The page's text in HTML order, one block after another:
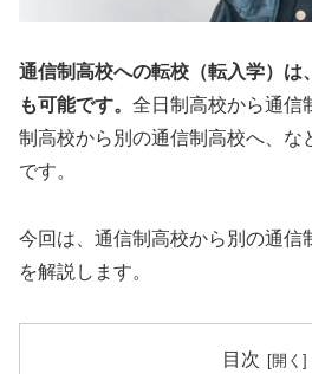
通信制高校への転校（転入学）は
も可能です。 全日制高校から通信
制高校から別の通信制高校へ、な
です。
今回は、通信制高校から別の通信
を解説します。
目次